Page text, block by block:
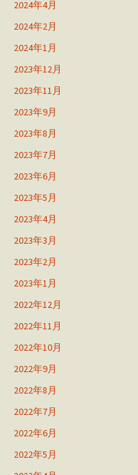
2024年4月
2024年2月
2024年1月
2023年12月
2023年11月
2023年9月
2023年8月
2023年7月
2023年6月
2023年5月
2023年4月
2023年3月
2023年2月
2023年1月
2022年12月
2022年11月
2022年10月
2022年9月
2022年8月
2022年7月
2022年6月
2022年5月